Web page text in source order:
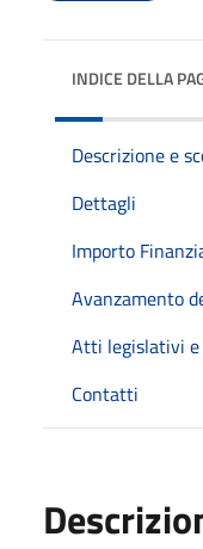
INDICE DELLA
Descrizione e
Dettagli
Importo
Avanzamento
Atti legislativi
Contatti